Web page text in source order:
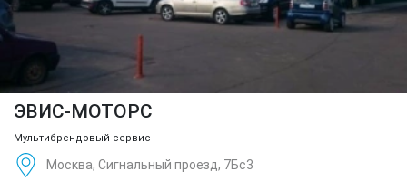
ЭВИС-МОТОРС
Мультибрендовый сервис
Москва, Сигнальный проезд, 7Бс3